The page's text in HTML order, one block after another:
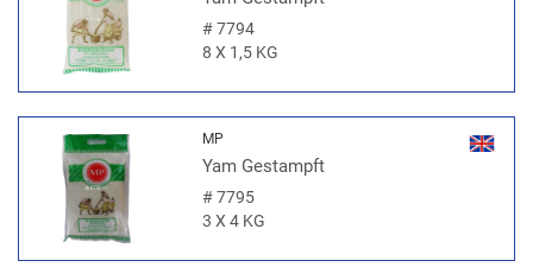
#7794
8 X 1,5 KG
MP
Yam Gestampft
#7795
3 X 4 KG